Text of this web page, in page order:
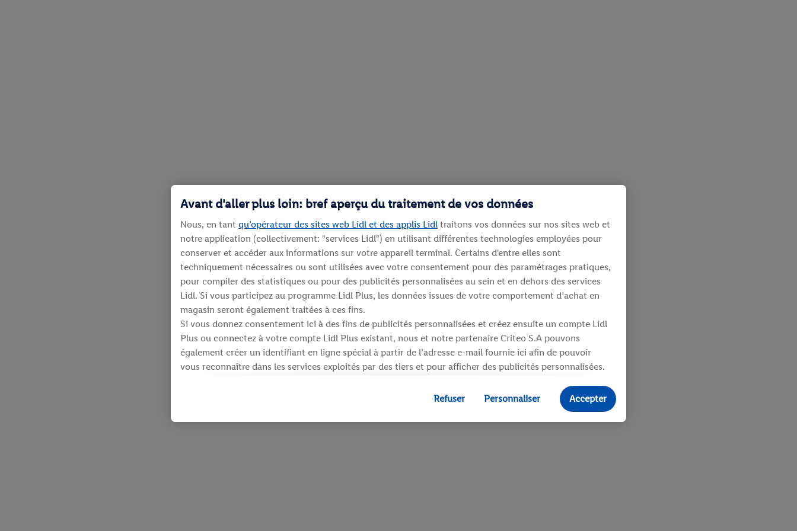
Avant d'aller plus loin: bref aperçu du traitement de vos données
Nous, en tant qu’opérateur des sites web Lidl et des applis Lidl traitons vos données sur nos sites web et
notre application (collectivement: "services Lidl") en utilisant différentes technologies employées pour
conserver et accéder aux informations sur votre appareil terminal. Certains d'entre elles sont
techniquement nécessaires ou sont utilisées avec votre consentement pour des paramétrages pratiques,
pour compiler des statistiques ou pour des publicités personnalisées au sein et en dehors des services
Lidl. Si vous participez au programme Lidl Plus, les données issues de votre comportement d’achat en
magasin seront également traitées à ces fins.
Si vous donnez consentement ici à des fins de publicités personnalisées et créez ensuite un compte Lidl
Plus ou connectez à votre compte Lidl Plus existant, nous et notre partenaire Criteo S.A pouvons
également créer un identifiant en ligne spécial à partir de l’adresse e-mail fournie ici afin de pouvoir
vous reconnaître dans les services exploités par des tiers et pour afficher des publicités personnalisées.
identifiants qui vous sont attribués et dont dispose Criteo S.A.
Sous réserve de votre accord, les publicités liées au reciblage, c’est-à-dire des publicités pour des
produits pour lesquels vous avez montré de l’intérêt (par exemple en plaçant le produit dans un panier
Refuser Personnaliser Accepter